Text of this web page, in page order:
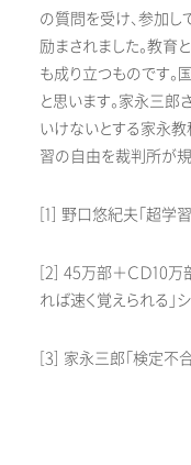
の質問を受け、参加し
励まされました。教育
も成り立つものです。
と思います。家永三
いけないとする家永
習の自由を裁判所が規
[1] 野口悠紀夫「超学
[2] 45万部＋ＣＤ10万
れば速く覚えられる」
[3] 家永三郎「検定不